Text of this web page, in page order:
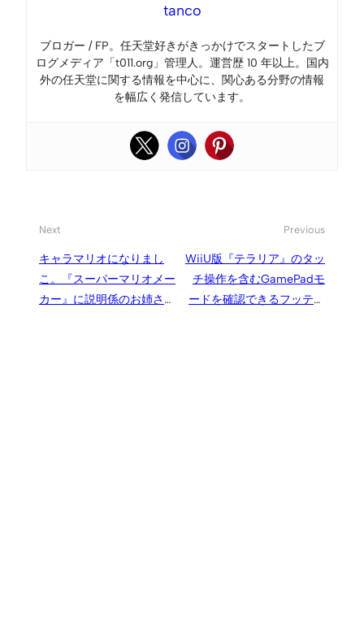
tanco
ブロガー / FP。任天堂好きがきっかけでスタートしたブ
ログメディア「t011.org」管理人。運営歴 10 年以上。国内
外の任天堂に関する情報を中心に、関心ある分野の情報
を幅広く発信しています。
Next
キャラマリオになりまし
こ。『スーパーマリオメー
カー』に説明係のお姉さん
Previous
WiiU版『テラリア』のタッ
チ操作を含むGamePadモ
ードを確認できるフッテー